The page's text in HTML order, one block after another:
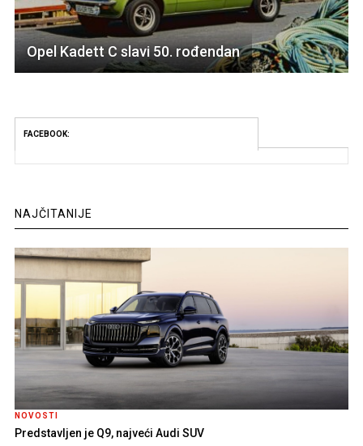
Opel Kadett C slavi 50. rođendan
FACEBOOK:
NAJČITANIJE
NOVOSTI
Predstavljen je Q9, najveći Audi SUV